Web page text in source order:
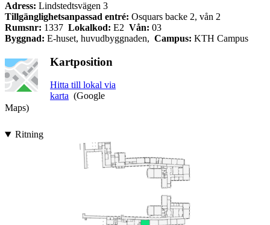
Adress: Lindstedtsvägen 3
Tillgänglighetsanpassad entré: Osquars backe 2, vån 2
Rumsnr: 1337 Lokalkod: E2 Vån: 03
Byggnad: E-huset, huvudbyggnaden, Campus: KTH Campus
Kartposition
Hitta till lokal via
karta (Google
Maps)
Ritning